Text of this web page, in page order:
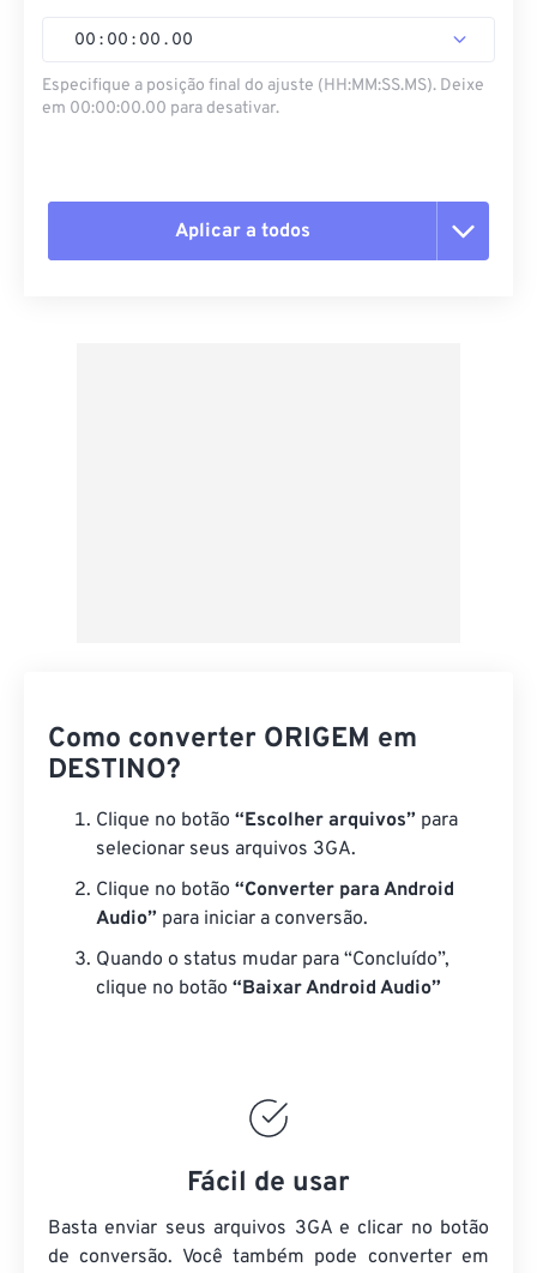
00 : 00 : 00 . 00
Especifique a posição final do ajuste (HH:MM:SS.MS). Deixe
em 00:00:00.00 para desativar.
Aplicar a todos
Como converter ORIGEM em
DESTINO?
Clique no botão “Escolher arquivos” para
selecionar seus arquivos 3GA.
Clique no botão “Converter para Android
Audio” para iniciar a conversão.
Quando o status mudar para “Concluído”,
clique no botão “Baixar Android Audio”
Fácil de usar
Basta enviar seus arquivos 3GA e clicar no botão
de conversão. Você também pode converter em